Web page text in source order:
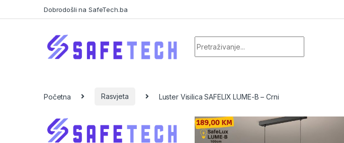
Dobrodošli na SafeTech.ba
Početna Rasvjeta Luster Visilica SAFELIX LUME-B – Crni